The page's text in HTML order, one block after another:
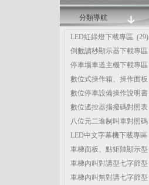
分類導航
LED紅綠燈下載專區 (29)
倒數讀秒顯示器下載專區
停車場車道主機下載專區
數位式操作箱、操作面板
數位停車設備操作說明書
數位遙控器指撥碼對照表
八位元二進制叫車對照碼
LED中文字幕機下載專區
車梯面板、點矩陣顯示型
車梯內叫對講型七字節型
車梯內叫無對講七字節型